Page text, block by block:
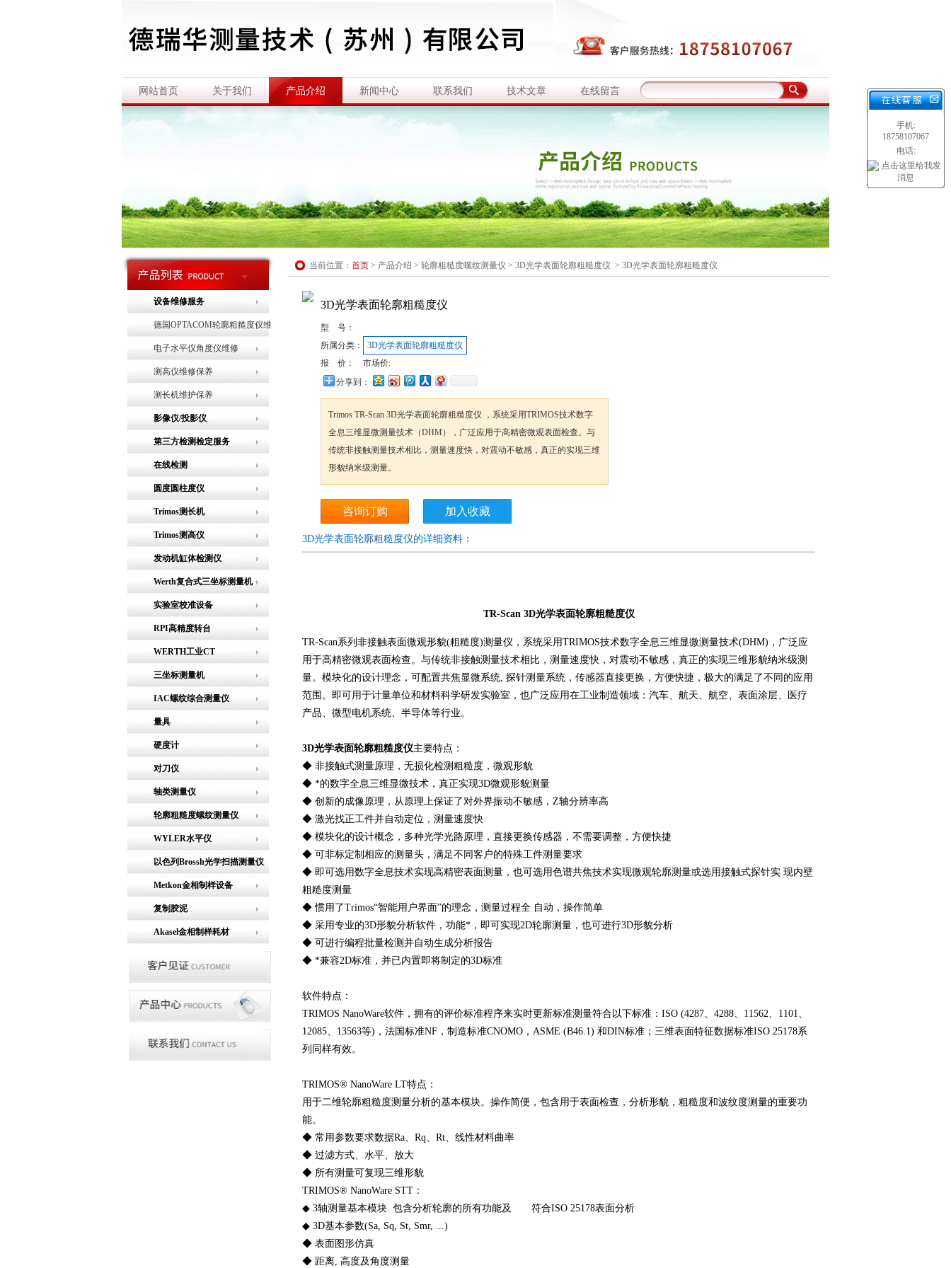
网站首页 关于我们 产品介绍 新闻中心 联系我们 技术文章 在线留言
设备维修服务
德国OPTACOM轮廓粗糙度仪维
修
电子水平仪角度仪维修
测高仪维修保养
测长机维护保养
影像仪/投影仪
第三方检测检定服务
在线检测
圆度圆柱度仪
Trimos测长机
Trimos测高仪
发动机缸体检测仪
Werth复合式三坐标测量机
实验室校准设备
RPI高精度转台
WERTH工业CT
三坐标测量机
IAC螺纹综合测量仪
量具
硬度计
对刀仪
轴类测量仪
轮廓粗糙度螺纹测量仪
WYLER水平仪
以色列Brossh光学扫描测量仪
Metkon金相制样设备
复制胶泥
Akasel金相制样耗材
当前位置： 首页 > 产品介绍 > 轮廓粗糙度螺纹测量仪 > 3D光学表面轮廓粗糙度仪 > 3D光学表面轮廓粗糙度仪
3D光学表面轮廓粗糙度仪
型 号：
所属分类：
3D光学表面轮廓粗糙度仪
报 价：
市场价:
分享到：
Trimos TR-Scan 3D光学表面轮廓粗糙度仪 ，系统采用TRIMOS技术数字
全息三维显微测量技术（DHM），广泛应用于高精密微观表面检查。与
传统非接触测量技术相比，测量速度快，对震动不敏感，真正的实现三维
形貌纳米级测量。
咨询订购 加入收藏
3D光学表面轮廓粗糙度仪的详细资料：
TR-Scan 3D光学表面轮廓粗糙度仪
TR-Scan系列非接触表面微观形貌(粗糙度)测量仪，系统采用TRIMOS技术数字全息三维显微测量技术(DHM)，广泛应
用于高精密微观表面检查。与传统非接触测量技术相比，测量速度快，对震动不敏感，真正的实现三维形貌纳米级测
量。模块化的设计理念，可配置共焦显微系统, 探针测量系统，传感器直接更换，方便快捷，极大的满足了不同的应用
范围。即可用于计量单位和材料科学研发实验室，也广泛应用在工业制造领域：汽车、航天、航空、表面涂层、医疗
产品、微型电机系统、半导体等行业。
3D光学表面轮廓粗糙度仪主要特点：
◆ 非接触式测量原理，无损化检测粗糙度，微观形貌
◆ *的数字全息三维显微技术，真正实现3D微观形貌测量
◆ 创新的成像原理，从原理上保证了对外界振动不敏感，Z轴分辨率高
◆ 激光找正工件并自动定位，测量速度快
◆ 模块化的设计概念，多种光学光路原理，直接更换传感器，不需要调整，方便快捷
◆ 可非标定制相应的测量头，满足不同客户的特殊工件测量要求
◆ 即可选用数字全息技术实现高精密表面测量，也可选用色谱共焦技术实现微观轮廓测量或选用接触式探针实 现内壁
粗糙度测量
◆ 惯用了Trimos“智能用户界面”的理念，测量过程全 自动，操作简单
◆ 采用专业的3D形貌分析软件，功能*，即可实现2D轮廓测量，也可进行3D形貌分析
◆ 可进行编程批量检测并自动生成分析报告
◆ *兼容2D标准，并已内置即将制定的3D标准
软件特点：
TRIMOS NanoWare软件，拥有的评价标准程序来实时更新标准测量符合以下标准：ISO (4287、4288、11562、1101、
12085、13563等)，法国标准NF，制造标准CNOMO，ASME (B46.1) 和DIN标准；三维表面特征数据标准ISO 25178系
列同样有效。
TRIMOS® NanoWare LT特点：
用于二维轮廓粗糙度测量分析的基本模块。操作简便，包含用于表面检查，分析形貌，粗糙度和波纹度测量的重要功
能。
◆ 常用参数要求数据Ra、Rq、Rt、线性材料曲率
◆ 过滤方式、水平、放大
◆ 所有测量可复现三维形貌
TRIMOS® NanoWare STT：
◆ 3轴测量基本模块. 包含分析轮廓的所有功能及 符合ISO 25178表面分析
◆ 3D基本参数(Sa, Sq, St, Smr, ...)
◆ 表面图形仿真
◆ 距离, 高度及角度测量
手机:
18758107067
电话: